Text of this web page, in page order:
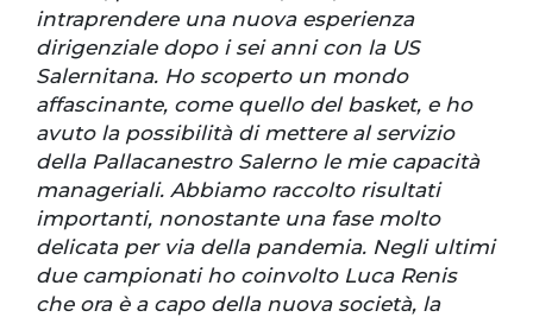
intraprendere una nuova esperienza
dirigenziale dopo i sei anni con la US
Salernitana. Ho scoperto un mondo
affascinante, come quello del basket, e ho
avuto la possibilità di mettere al servizio
della Pallacanestro Salerno le mie capacità
manageriali. Abbiamo raccolto risultati
importanti, nonostante una fase molto
delicata per via della pandemia. Negli ultimi
due campionati ho coinvolto Luca Renis
che ora è a capo della nuova società, la